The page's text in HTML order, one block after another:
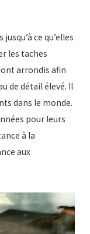
ce qu’elles
les taches
arrondis afin
de détail élevé. Il
dans le monde.
pour leurs
à la
aux